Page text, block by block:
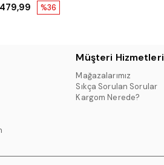
%36
Müşteri Hizmetleri
Mağazalarımız
Sıkça Sorulan Sorular
Kargom Nerede?